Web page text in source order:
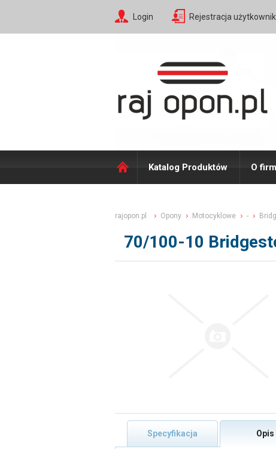
Login Rejestracja
Katalog Produktów O
rajopon.pl Opony Motocyklowe -
70/100-10
Specyfikacja Opis